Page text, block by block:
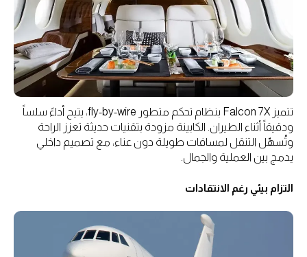
تتميز Falcon 7X بنظام تحكم متطور fly-by-wire، يتيح أداءً سلساً
ودقيقاً أثناء الطيران. الكابينة مزودة بتقنيات حديثة تعزز الراحة
وتُسهّل التنقل لمسافات طويلة دون عناء، مع تصميم داخلي
يدمج بين العملية والجمال.
التزام بيئي رغم الانتقادات